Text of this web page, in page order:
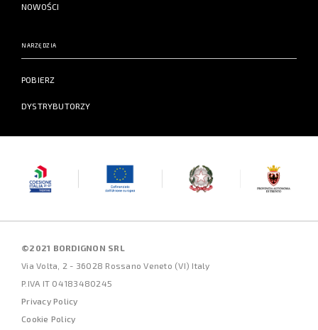
NOWOŚCI
NARZĘDZIA
POBIERZ
DYSTRYBUTORZY
©2021 BORDIGNON SRL
Via Volta, 2 - 36028 Rossano Veneto (VI) Italy
P.IVA IT 04183480245
Privacy Policy
Cookie Policy